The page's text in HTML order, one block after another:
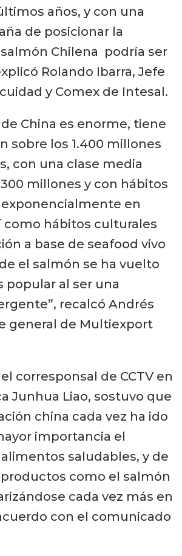
años, y con una
de posicionar la
Chilena podría ser
Rolando Ibarra, Jefe
y Comex de Intesal.
China es enorme, tiene
sobre los 1.400 millones
con una clase media
millones y con hábitos
en
como hábitos culturales
a base de seafood vivo
el salmón se ha vuelto
popular al ser una
recalcó Andrés
general de Multiexport
corresponsal de CCTV en
Junhua Liao, sostuvo que
china cada vez ha ido
importancia el
saludables, y de
como el salmón
cada vez más en
con el comunicado